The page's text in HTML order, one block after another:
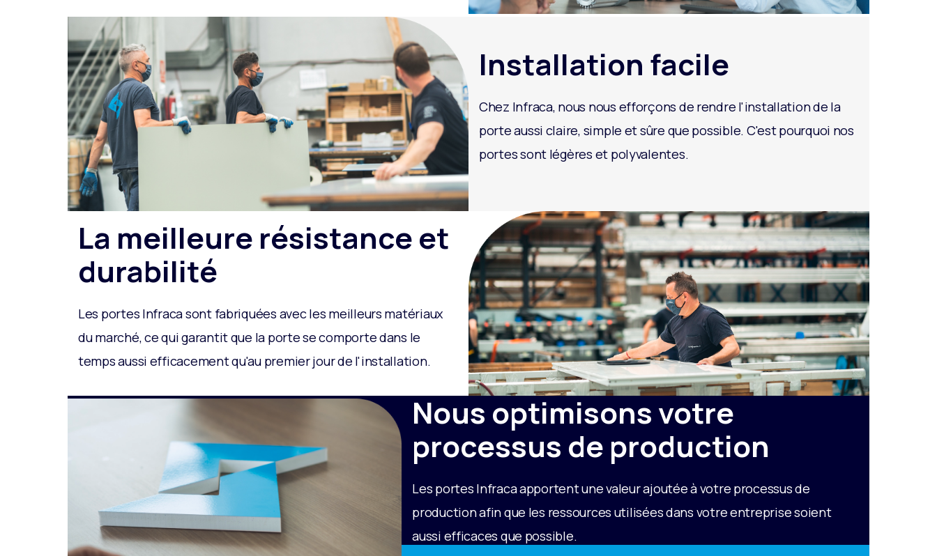
Installation facile
Chez Infraca, nous nous efforçons de rendre l'installation de la
porte aussi claire, simple et sûre que possible. C'est pourquoi nos
portes sont légères et polyvalentes.
La meilleure résistance et
durabilité
Les portes Infraca sont fabriquées avec les meilleurs matériaux
du marché, ce qui garantit que la porte se comporte dans le
temps aussi efficacement qu'au premier jour de l'installation.
Nous optimisons votre
processus de production
Les portes Infraca apportent une valeur ajoutée à votre processus de
production afin que les ressources utilisées dans votre entreprise soient
aussi efficaces que possible.